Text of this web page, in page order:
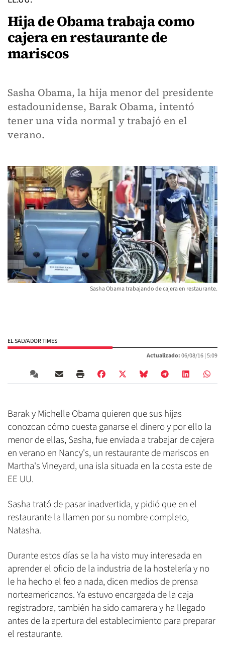
Hija de Obama trabaja como
cajera en restaurante de
mariscos
Sasha Obama, la hija menor del presidente
estadounidense, Barak Obama, intentó
tener una vida normal y trabajó en el
verano.
Sasha Obama trabajando de cajera en restaurante.
EL SALVADOR TIMES
Actualizado:06/08/16 |5:09
Barak y Michelle Obama quieren que sus hijas
conozcan cómo cuesta ganarse el dinero y por ello la
menor de ellas, Sasha, fue enviada a trabajar de cajera
en verano en Nancy's, un restaurante de mariscos en
Martha's Vineyard, una isla situada en la costa este de
EE UU.
Sasha trató de pasar inadvertida, y pidió que en el
restaurante la llamen por su nombre completo,
Natasha.
Durante estos días se la ha visto muy interesada en
aprender el oficio de la industria de la hostelería y no
le ha hecho el feo a nada, dicen medios de prensa
norteamericanos. Ya estuvo encargada de la caja
registradora, también ha sido camarera y ha llegado
antes de la apertura del establecimiento para preparar
el restaurante.